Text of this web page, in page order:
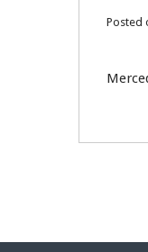
27
Posted